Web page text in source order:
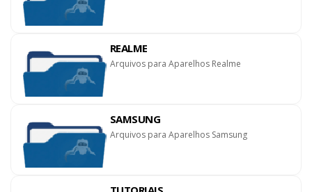
REALME
Arquivos para Aparelhos Realme
SAMSUNG
Arquivos para Aparelhos Samsung